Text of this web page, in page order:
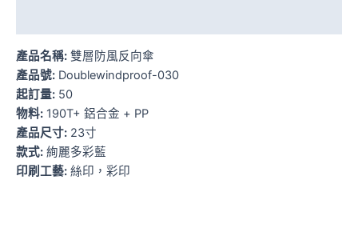
產品名稱: 雙層防風反向傘
產品號: Doublewindproof-030
起訂量: 50
物料: 190T+ 鋁合金 + PP
產品尺寸: 23寸
款式: 絢麗多彩藍
印刷工藝: 絲印，彩印